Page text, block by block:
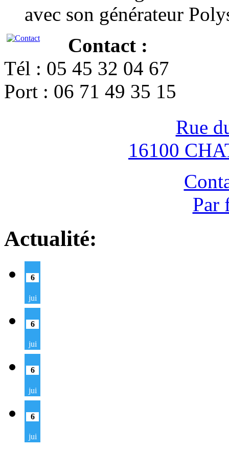
avec son générateur
Contact :
Tél : 05 45 32 04 67
Port : 06 71 49 35 15
Rue
16100
Par
Actualité:
6
jui
6
jui
6
jui
6
jui